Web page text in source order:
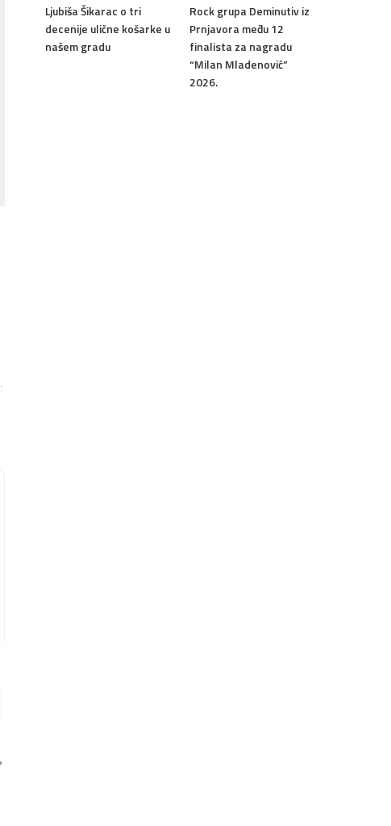
Ljubiša Šikarac o tri
decenije ulične košarke u
našem gradu
Rock grupa Deminutiv iz
Prnjavora među 12
finalista za nagradu
“Milan Mladenović”
2026.